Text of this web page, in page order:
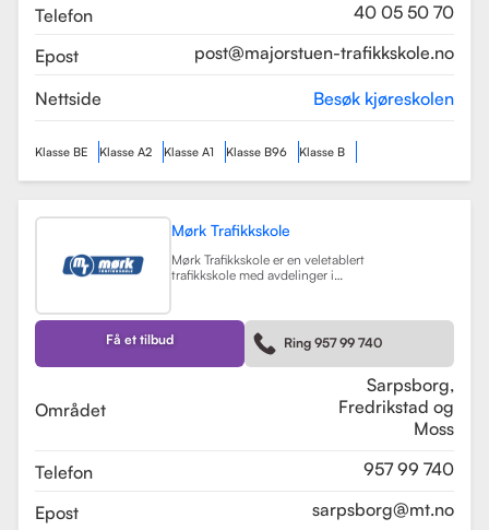
Telefon
40 05 50 70
Epost
post@majorstuen-trafikkskole.no
Nettside Besøk kjøreskolen
Klasse BE Klasse A2 Klasse A1 Klasse B96 Klasse B
Mørk Trafikkskole
Mørk Trafikkskole er en veletablert
trafikkskole med avdelinger i
på undervisningen, og har fått
positive tilbakemeldinger fra elever,
med vurderinger som 5.0 i
Sarpsborg og 4.4 i Fredrikstad.
Få et tilbud Ring 957 99 740
Området
Sarpsborg,
Fredrikstad og
Moss
Telefon
957 99 740
Epost
sarpsborg@mt.no